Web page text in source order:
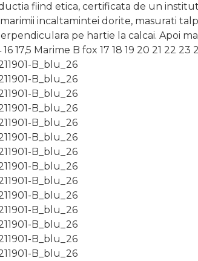
fiind etica, certificata de un
incaltamintei dorite, masurati
pe hartie la calcai. Apoi
17,5 Marime B fox 17 18 19 20 21 22 23